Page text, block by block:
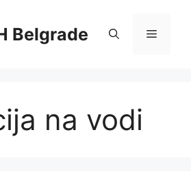
Belgrade Menu
na vodi